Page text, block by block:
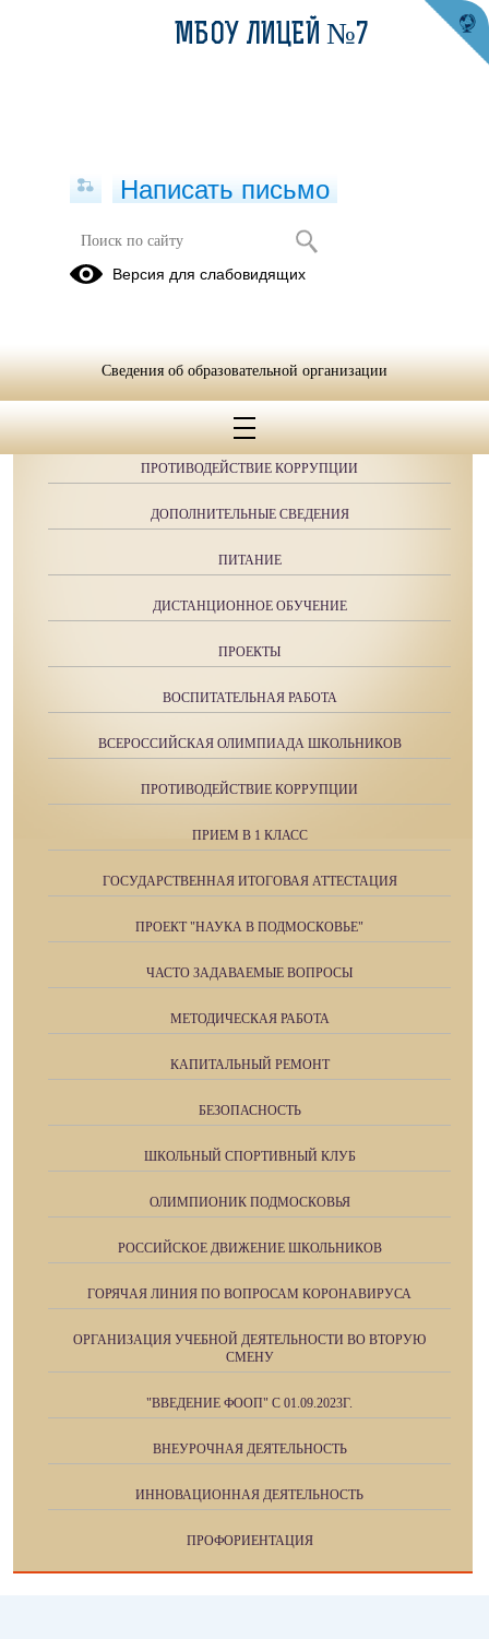
Публикации за Февраль 2026
ОБРАЩЕНИЯ ГРАЖДАН
ПРОТИВОДЕЙСТВИЕ КОРРУПЦИИ
ДОПОЛНИТЕЛЬНЫЕ СВЕДЕНИЯ
ПИТАНИЕ
ДИСТАНЦИОННОЕ ОБУЧЕНИЕ
ПРОЕКТЫ
ВОСПИТАТЕЛЬНАЯ РАБОТА
ВСЕРОССИЙСКАЯ ОЛИМПИАДА ШКОЛЬНИКОВ
ПРОТИВОДЕЙСТВИЕ КОРРУПЦИИ
ПРИЕМ В 1 КЛАСС
ГОСУДАРСТВЕННАЯ ИТОГОВАЯ АТТЕСТАЦИЯ
ПРОЕКТ "НАУКА В ПОДМОСКОВЬЕ"
ЧАСТО ЗАДАВАЕМЫЕ ВОПРОСЫ
МЕТОДИЧЕСКАЯ РАБОТА
КАПИТАЛЬНЫЙ РЕМОНТ
БЕЗОПАСНОСТЬ
ШКОЛЬНЫЙ СПОРТИВНЫЙ КЛУБ
ОЛИМПИОНИК ПОДМОСКОВЬЯ
РОССИЙСКОЕ ДВИЖЕНИЕ ШКОЛЬНИКОВ
ГОРЯЧАЯ ЛИНИЯ ПО ВОПРОСАМ КОРОНАВИРУСА
ОРГАНИЗАЦИЯ УЧЕБНОЙ ДЕЯТЕЛЬНОСТИ ВО ВТОРУЮ
СМЕНУ
"ВВЕДЕНИЕ ФООП" С 01.09.2023Г.
ВНЕУРОЧНАЯ ДЕЯТЕЛЬНОСТЬ
ИННОВАЦИОННАЯ ДЕЯТЕЛЬНОСТЬ
ПРОФОРИЕНТАЦИЯ
МБОУ ЛИЦЕЙ №7
Написать письмо
Версия для слабовидящих
Сведения об образовательной организации